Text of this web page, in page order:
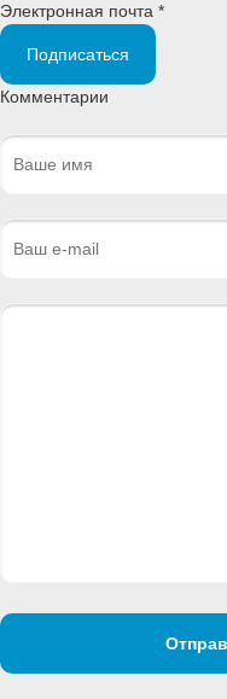
Электронная почта *
Подписаться
Комментарии